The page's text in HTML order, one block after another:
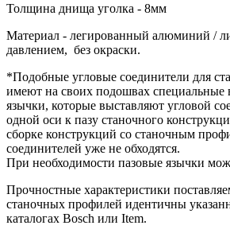
Толщина днища уголка - 8мм
Материал - легированный алюминий /
давлением, без окраски.
*Подобные угловые соединители для
имеют на своих подошвах специальные
язычки, которые выставляют угловой
одной оси к пазу станочного
сборке конструкций со станочным
соединителей уже не обходятся.
При необходимости пазовые язычки
Прочностные характеристики
станочных профилей идентичны
каталогах Bosch или Item.